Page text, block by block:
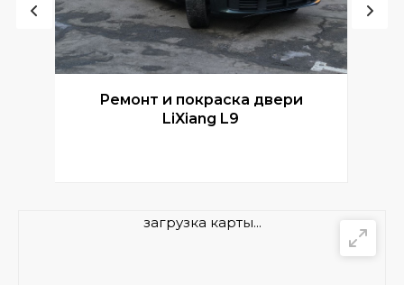
Ремонт и покраска двери
LiXiang L9
загрузка карты...